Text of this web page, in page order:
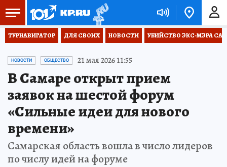
ТУРНАВИГАТОР ДЛЯ СВОИХ НОВОСТИ УБИЙСТВО ЭКС-МЭРА
НОВОСТИ ОБЩЕСТВО 21 мая 2026 11:55
В Самаре открыт прием
заявок на шестой форум
«Сильные идеи для нового
времени»
Самарская область вошла в число лидеров
по числу идей на форуме